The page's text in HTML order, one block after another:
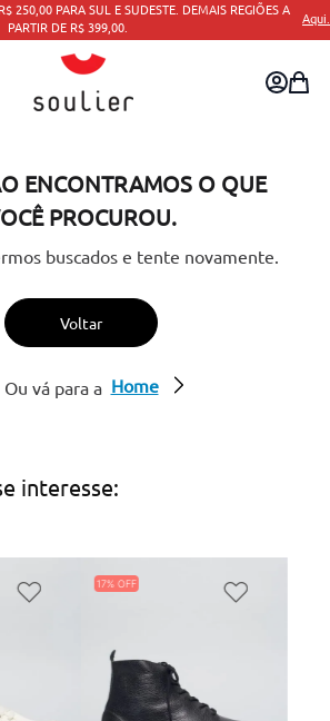
250,00 PARA SUL E SUDESTE. DEMAIS REGIÕES A
PARTIR DE R$ 399,00.
Aqui.
ENCONTRAMOS O QUE
PROCUROU.
buscados e tente novamente.
Voltar
Ou vá para a Home
interesse:
17%